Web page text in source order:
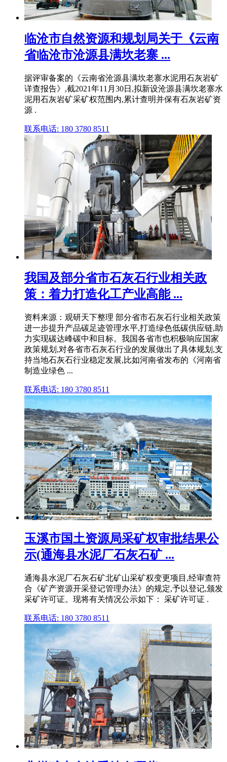
临沧市自然资源和规划局关于《云南
省临沧市沧源县满坎老寨 ...
据评审备案的《云南省沧源县满坎老寨水泥用石灰岩矿
详查报告》,截2021年11月30日,拟新设沧源县满坎老寨水
泥用石灰岩矿采矿权范围内,累计查明并保有石灰岩矿资
源 .
联系电话: 180 3780 8511
我国及部分省市石灰石行业相关政
策：着力打造化工产业高能 ...
资料来源：观研天下整理 部分省市石灰石行业相关政策
进一步提升产品碳足迹管理水平,打造绿色低碳供应链,助
力实现碳达峰碳中和目标。我国各省市也积极响应国家
政策规划,对各省市石灰石行业的发展做出了具体规划,支
持当地石灰石行业稳定发展,比如河南省发布的《河南省
制造业绿色 ...
联系电话: 180 3780 8511
玉溪市国土资源局采矿权审批结果公
示(通海县水泥厂石灰石矿 ...
通海县水泥厂石灰石矿北矿山采矿权变更项目,经审查符
合《矿产资源开采登记管理办法》的规定,予以登记,颁发
采矿许可证。现将有关情况公示如下： 采矿许可证 .
联系电话: 180 3780 8511